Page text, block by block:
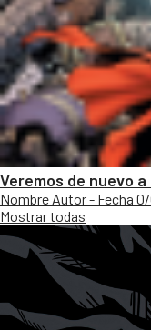
Veremos de nuevo
Nombre Autor - Fecha
Mostrar todas